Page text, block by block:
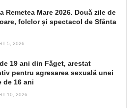
Remetea Mare 2026. Două zile de
folclor și spectacol de Sfânta
5, 2026
19 ani din Făget, arestat
pentru agresarea sexuală unei
de 16 ani
10, 2026